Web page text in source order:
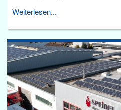
Weiterlesen...